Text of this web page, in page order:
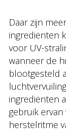
Daar zijn
ingrediënten
voor UV-
wanneer de
blootgesteld
ingrediënten
gebruik
herstelritme